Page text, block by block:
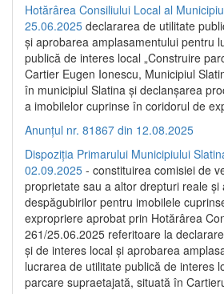
Hotărârea Consiliului Local al
25.06.2025 declararea de utilitate
și aprobarea amplasamentului pentru
publică de interes local „Construire
Cartier Eugen Ionescu, Municipiul
în municipiul Slatina și declanșarea
a imobilelor cuprinse în coridorul de
Anunțul nr. 81867 din 12.08.2025
Dispoziția Primarului Municipiului
02.09.2025 - constituirea comisiei de
proprietate sau a altor drepturi reale și
despăgubirilor pentru imobilele
expropriere aprobat prin Hotărârea
261/25.06.2025 referitoare la
și de interes local și aprobarea
lucrarea de utilitate publică de interes
parcare supraetajată, situată în